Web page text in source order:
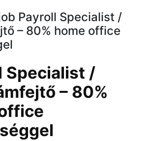
Payroll Specialist /
– 80% home office
Specialist /
– 80%